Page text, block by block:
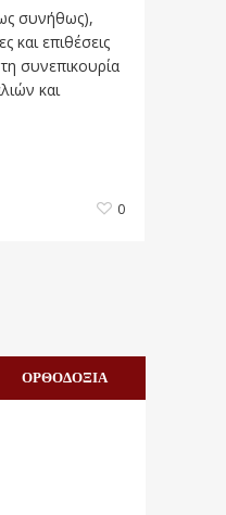
συνήθως),
και επιθέσεις
συνεπικουρία
και
0
ΟΡΘΟΔΟΞΙΑ